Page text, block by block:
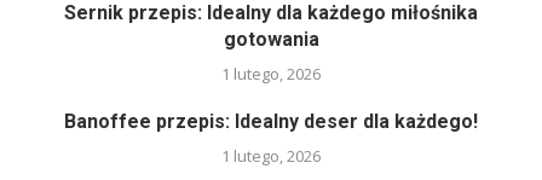
Sernik przepis: Idealny dla każdego miłośnika
gotowania
1 lutego, 2026
Banoffee przepis: Idealny deser dla każdego!
1 lutego, 2026